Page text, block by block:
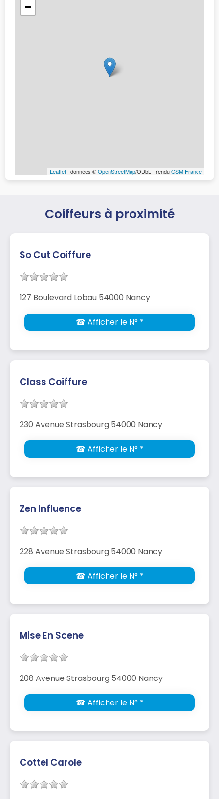
−
Leaflet | données ©OpenStreetMap/ODbL - renduOSM France
Coiffeurs à proximité
So Cut Coiffure
127 Boulevard Lobau 54000 Nancy
☎ Afficher le N° *
Class Coiffure
230 Avenue Strasbourg 54000 Nancy
☎ Afficher le N° *
Zen Influence
228 Avenue Strasbourg 54000 Nancy
☎ Afficher le N° *
Mise En Scene
208 Avenue Strasbourg 54000 Nancy
☎ Afficher le N° *
Cottel Carole